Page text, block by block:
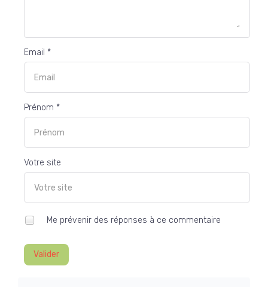
Email *
Prénom *
Votre site
Me prévenir des réponses à ce commentaire
Valider